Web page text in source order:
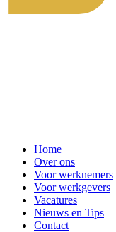
Home
Over ons
Voor werknemers
Voor werkgevers
Vacatures
Nieuws en Tips
Contact